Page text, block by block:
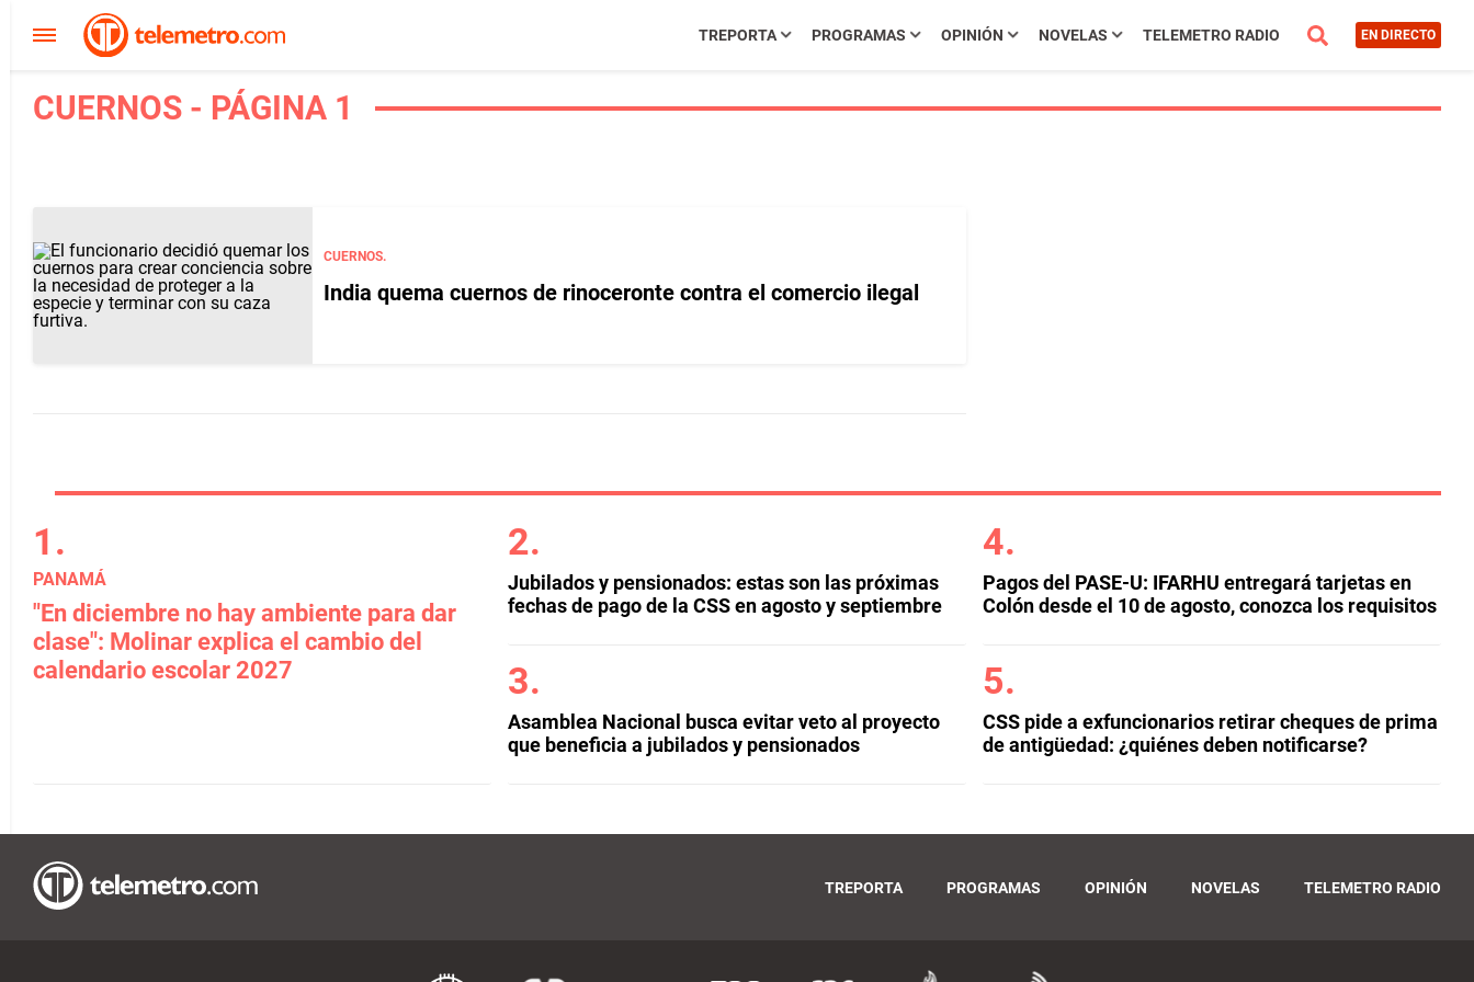
TREPORTA PROGRAMAS OPINIÓN NOVELAS TELEMETRO RADIO EN DIRECTO
CUERNOS - PÁGINA 1
CUERNOS.
India quema cuernos de rinoceronte contra el comercio ilegal
PANAMÁ
"En diciembre no hay ambiente para dar
clase": Molinar explica el cambio del
calendario escolar 2027
Jubilados y pensionados: estas son las próximas
fechas de pago de la CSS en agosto y septiembre
Asamblea Nacional busca evitar veto al proyecto
que beneficia a jubilados y pensionados
Pagos del PASE-U: IFARHU entregará tarjetas en
Colón desde el 10 de agosto, conozca los requisitos
CSS pide a exfuncionarios retirar cheques de prima
de antigüedad: ¿quiénes deben notificarse?
TREPORTA PROGRAMAS OPINIÓN NOVELAS TELEMETRO RADIO